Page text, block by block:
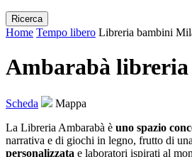
Ricerca
Home Tempo libero Libreria bambini
Ambarabà
Scheda
Mappa
La Libreria Ambarabà è uno spazio
narrativa e di giochi in legno, frutto di
personalizzata e laboratori ispirati al